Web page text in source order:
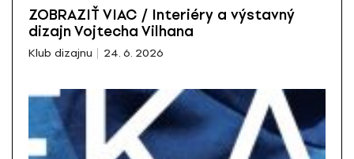
ZOBRAZIŤ VIAC / Interiéry a výstavný
dizajn Vojtecha Vilhana
Klub dizajnu 24. 6. 2026